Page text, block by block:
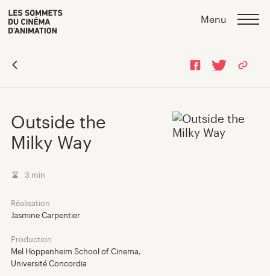
Skip
to
content
Skip
to
navigation
Programmation 2026
Menu
Outside the
Milky Way
3 min
Réalisation
Jasmine Carpentier
Production
Mel Hoppenheim School of Cinema,
Université Concordia